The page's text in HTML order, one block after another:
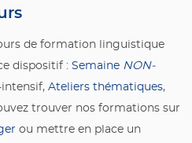
de formation linguistique
dispositif : Semaine NON-
Ateliers thématiques,
trouver nos formations sur
ou mettre en place un